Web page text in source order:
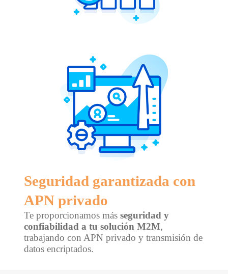
Seguridad garantizada con
APN privado
Te proporcionamos más seguridad y
confiabilidad a tu solución M2M,
trabajando con APN privado y transmisión de
datos encriptados.